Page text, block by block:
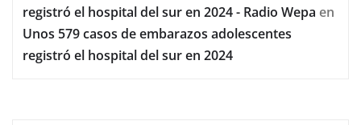
registró el hospital del sur en 2024 - Radio Wepa en
Unos 579 casos de embarazos adolescentes
registró el hospital del sur en 2024